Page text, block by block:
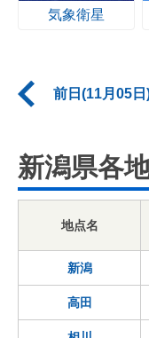
気象衛星
前日(11月05日
新潟県各
地点名
新潟
高田